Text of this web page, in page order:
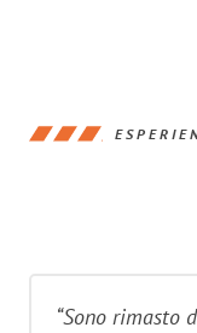
“Sono rimasto